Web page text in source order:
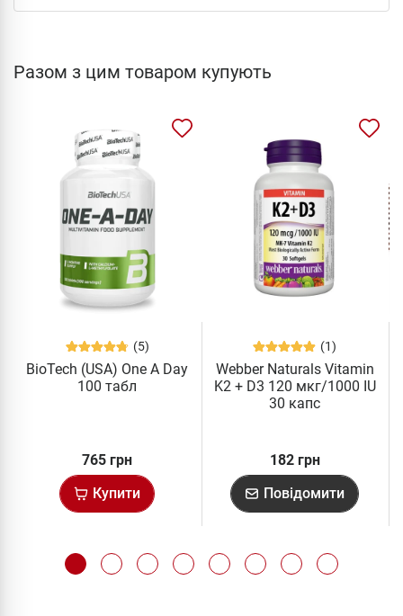
Разом з цим товаром купують
(5)
BioTech (USA) One A Day
100 табл
765 грн
Купити
(1)
Webber Naturals Vitamin
K2 + D3 120 мкг/1000 IU
30 капс
182 грн
Повідомити